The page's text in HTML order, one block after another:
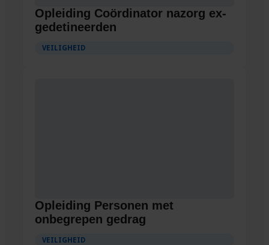
Opleiding Coördinator nazorg ex-
gedetineerden
VEILIGHEID
Opleiding Personen met
onbegrepen gedrag
VEILIGHEID